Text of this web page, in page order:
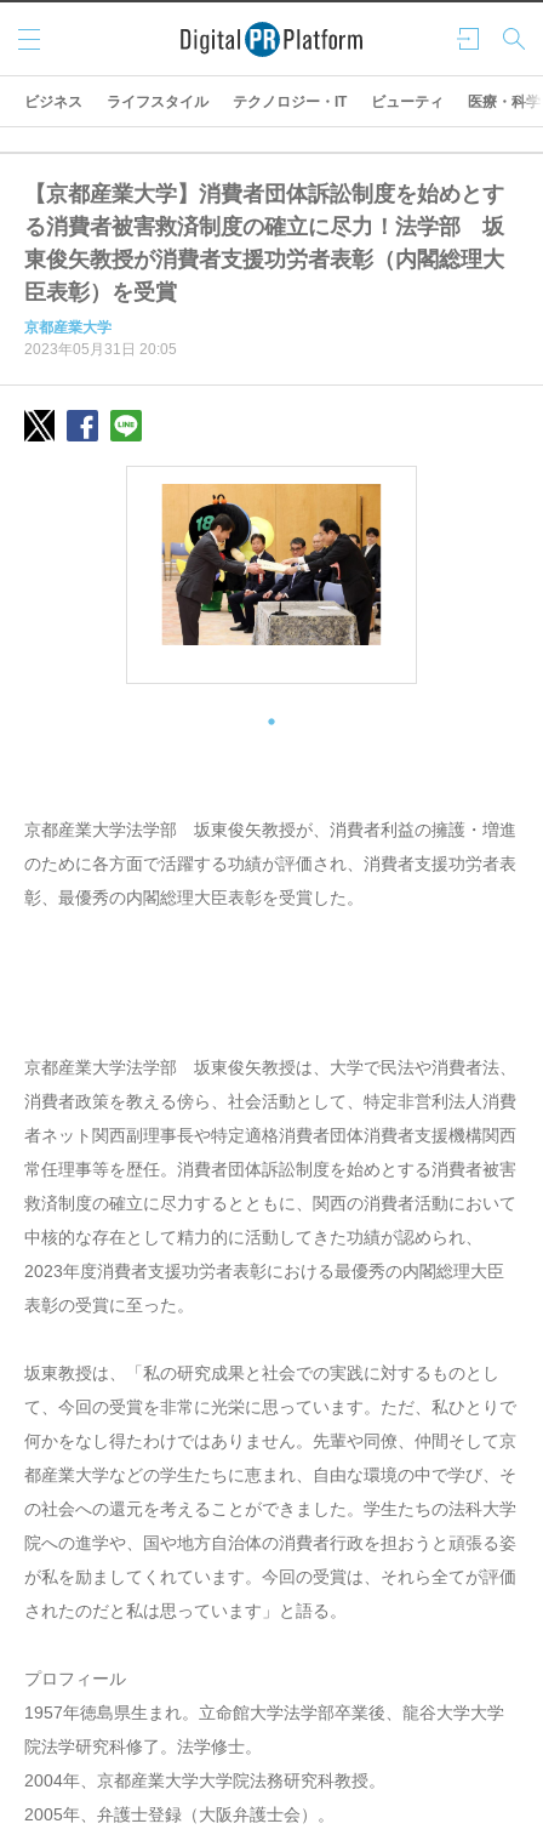
ログ
イン
検索
メニ
ュー
ビジネス ライフスタイル テクノロジー・IT ビューティ 医療・科学
【京都産業大学】消費者団体訴訟制度を始めとす
る消費者被害救済制度の確立に尽力！法学部 坂
東俊矢教授が消費者支援功労者表彰（内閣総理大
臣表彰）を受賞
京都産業大学
2023年05月31日 20:05
京都産業大学法学部 坂東俊矢教授が、消費者利益の擁護・増進
のために各方面で活躍する功績が評価され、消費者支援功労者表
彰、最優秀の内閣総理大臣表彰を受賞した。
京都産業大学法学部 坂東俊矢教授は、大学で民法や消費者法、
消費者政策を教える傍ら、社会活動として、特定非営利法人消費
者ネット関西副理事長や特定適格消費者団体消費者支援機構関西
常任理事等を歴任。消費者団体訴訟制度を始めとする消費者被害
救済制度の確立に尽力するとともに、関西の消費者活動において
中核的な存在として精力的に活動してきた功績が認められ、
2023年度消費者支援功労者表彰における最優秀の内閣総理大臣
表彰の受賞に至った。
坂東教授は、「私の研究成果と社会での実践に対するものとし
て、今回の受賞を非常に光栄に思っています。ただ、私ひとりで
何かをなし得たわけではありません。先輩や同僚、仲間そして京
都産業大学などの学生たちに恵まれ、自由な環境の中で学び、そ
の社会への還元を考えることができました。学生たちの法科大学
院への進学や、国や地方自治体の消費者行政を担おうと頑張る姿
が私を励ましてくれています。今回の受賞は、それら全てが評価
されたのだと私は思っています」と語る。
プロフィール
1957年徳島県生まれ。立命館大学法学部卒業後、龍谷大学大学
院法学研究科修了。法学修士。
2004年、京都産業大学大学院法務研究科教授。
2005年、弁護士登録（大阪弁護士会）。